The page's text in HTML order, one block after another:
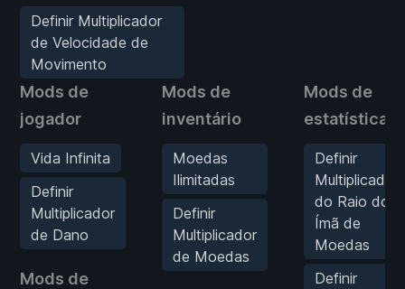
Definir Multiplicador
de Velocidade de
Movimento
Mods de
jogador
Vida Infinita
Definir
Multiplicador
de Dano
Mods de
Mods de
inventário
Moedas
Ilimitadas
Definir
Multiplicador
de Moedas
Mods de
estatísticas
Definir
Multiplicador
do Raio do
Ímã de
Moedas
Definir